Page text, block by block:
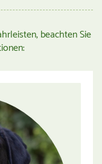
beachten Sie